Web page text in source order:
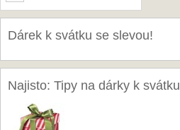
Dárek k svátku se slevou!
Najisto: Tipy na dárky k svátku